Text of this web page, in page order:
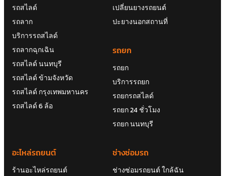
รถสไลด์
รถลาก
บริการรถสไลด์
รถลากฉุกเฉิน
รถสไลด์ นนทบุรี
รถสไลด์ ข้ามจังหวัด
รถสไลด์ กรุงเทพมหานคร
รถสไลด์ 6 ล้อ
เปลี่ยนยางรถยนต์
ปะยางนอกสถานที่
รถยก
รถยก
บริการรถยก
รถยกรถสไลด์
รถยก 24 ชั่วโมง
รถยก นนทบุรี
อะไหล่รถยนต์
ร้านอะไหล่รถยนต์
ช่างซ่อมรถ
ช่างซ่อมรถยนต์ ใกล้ฉัน